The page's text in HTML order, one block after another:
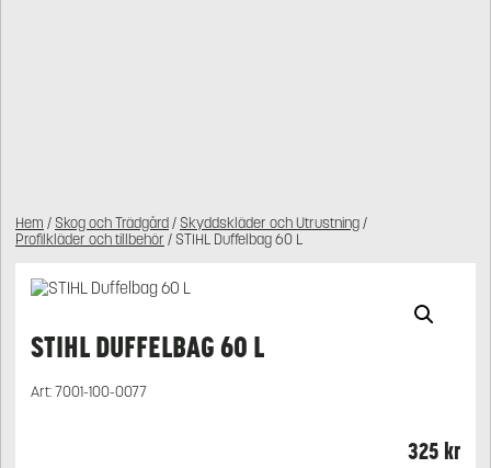
Hem / Skog och Trädgård/ Skyddskläder och Utrustning/
Profilkläder och tillbehör / STIHL Duffelbag 60 L
STIHL DUFFELBAG 60 L
Art:7001-100-0077
325 kr